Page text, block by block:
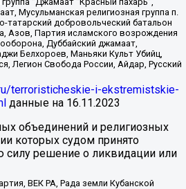
Мусульманская религиозная группа п.
татарский добровольческий батальон
Азов, Партия исламского возрождения
Дуббайский джамаат,
Белхороев, Маньяки Культ Убийц,
Легион Свобода России, Айдар, Русский
terroristicheskie-i-ekstremistskie-
данные на 16.11.2023
объединений и религиозных
которых судом принято
силу решение о ликвидации или
ВЕК РА, Рада земли Кубанской